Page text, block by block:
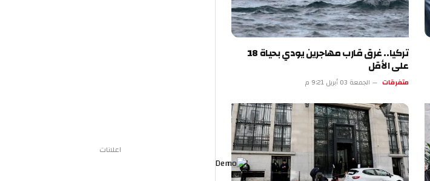
تركيا.. غرق قارب مهاجرين يودي بحياة 18
على الأقل
متفرقات الجمعة 03 أبريل 9:21 م
اعلانات